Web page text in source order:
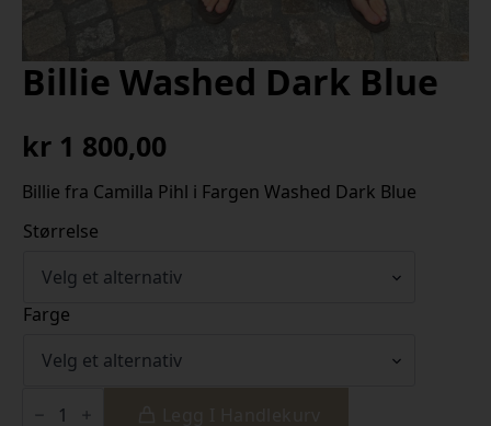
Billie Washed Dark Blue
kr 1 800,00
Billie fra Camilla Pihl i Fargen Washed Dark Blue
Størrelse
Farge
Washed